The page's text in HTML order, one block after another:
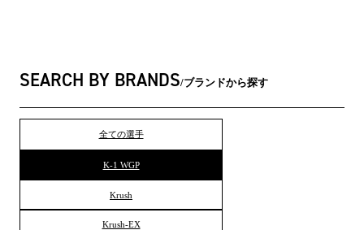
SEARCH BY BRANDS ブランドから探す
全ての選手
K-1 WGP
Krush
Krush-EX